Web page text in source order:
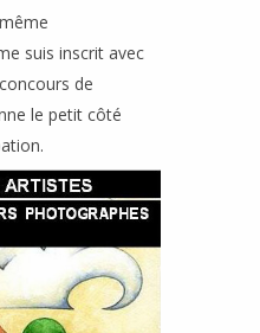
suis inscrit avec
de
le petit côté